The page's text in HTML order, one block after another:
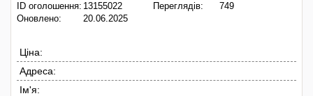
ID оголошення: 13155022
Оновлено:
20.06.2025
Переглядів: 749
Ціна:
Адреса:
Ім'я: